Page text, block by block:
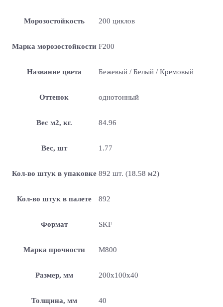
Морозостойкость 200 циклов
Марка морозостойкости F200
Название цвета Бежевый / Белый / Кремовый
Оттенок однотонный
Вес м2, кг. 84.96
Вес, шт 1.77
Кол-во штук в упаковке 892 шт. (18.58 м2)
Кол-во штук в палете 892
Формат SKF
Марка прочности M800
Размер, мм 200х100х40
Толщина, мм 40